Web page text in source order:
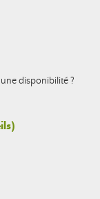
disponibilité ?